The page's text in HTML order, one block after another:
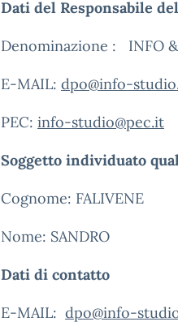
Dati del Responsabile
Denominazione : INFO &
E-MAIL: dpo@info-
PEC: info-studio@pec.it
Soggetto individuato
Cognome: FALIVENE
Nome: SANDRO
Dati di contatto
E-MAIL: dpo@info-